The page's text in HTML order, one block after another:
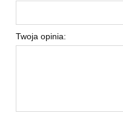
Twoja opinia: